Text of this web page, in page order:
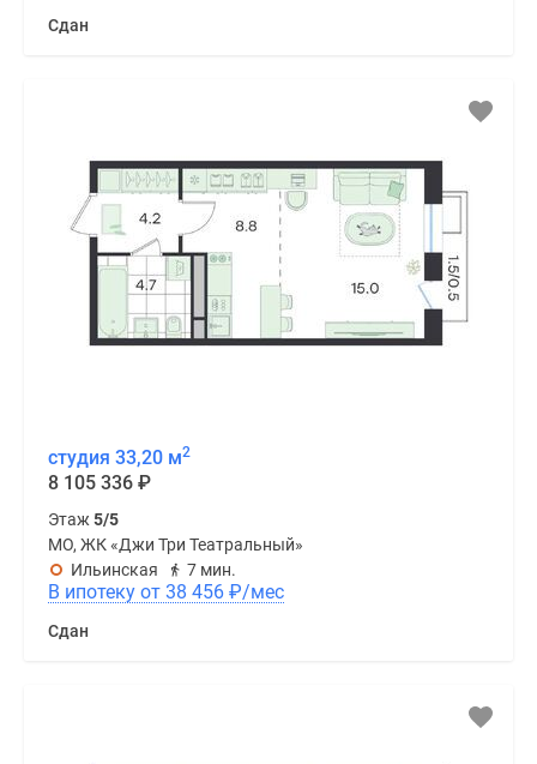
Сдан
студия 33,20 м2
8 105 336 ₽
Этаж5/5
МО, ЖК «Джи Три Театральный»
Ильинская
7 мин.
В ипотеку от 38 456 ₽/мес
Сдан